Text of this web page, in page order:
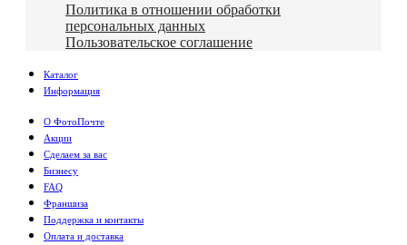
Политика в отношении обработки
персональных данных
Пользовательское соглашение
Каталог
Информация
О ФотоПочте
Акции
Сделаем за вас
Бизнесу
FAQ
Франшиза
Поддержка и контакты
Оплата и доставка